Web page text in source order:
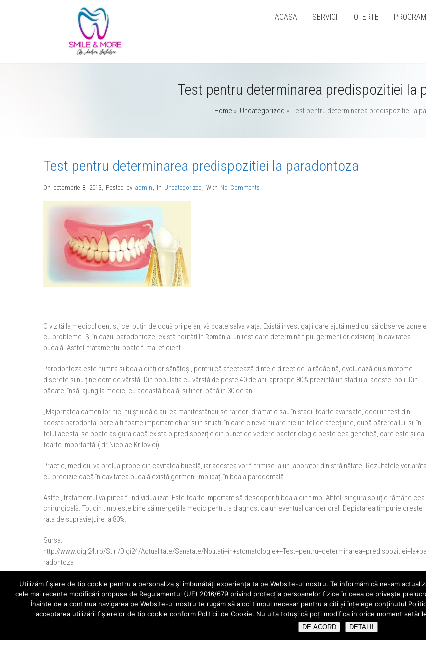
ACASA SERVICII OFERTE PROGRAM
Test pentru determinarea predispozitiei la
Home » Uncategorized » Test pentru determinarea predispozitiei la
Test pentru determinarea predispozitiei la paradontoza
On octombrie 8, 2013, Posted by admin , In Uncategorized , With No Comments
O vizită la medicul dentist, cel puțin de două ori pe an, vă poate salva viața. Există investigații care ajută medicul să observe zonele
cu probleme. Și în cazul parodontozei există noutăți în România: un test care determină tipul germenilor existenți în cavitatea
bucală. Astfel, tratamentul poate fi mai eficient.
Parodontoza este numita și boala dinților sănătoși, pentru că afectează dintele direct de la rădăcină, evoluează cu simptome
discrete și nu ține cont de vârstă. Din populația cu vârstă de peste 40 de ani, aproape 80% prezintă un stadiu al acestei boli. Din
păcate, însă, ajung la medic, cu această boală, și tineri până în 30 de ani.
„Majoritatea oamenilor nici nu știu că o au, ea manifestându-se rareori dramatic sau în stadii foarte avansate, deci un test din
acesta parodontal pare a fi foarte important chiar și în situații în care cineva nu are niciun fel de afecțiune, după părerea lui, și, în
felul acesta, se poate asigura dacă exista o predispoziție din punct de vedere bacteriologic peste cea genetică, care este și ea
foarte importantă”( dr.Nicolae Krilovici).
Practic, medicul va prelua probe din cavitatea bucală, iar acestea vor fi trimise la un laborator din străinătate. Rezultatele vor arăta
cu precizie dacă în cavitatea bucală există germeni implicați în boala parodontală.
Astfel, tratamentul va putea fi individualizat. Este foarte important să descoperiți boala din timp. Altfel, singura soluție rămâne cea
chirurgicală. Tot din timp este bine să mergeți la medic pentru a diagnostica un eventual cancer oral. Depistarea timpurie crește
rata de supraviețuire la 80%.
Sursa:
http://www.digi24.ro/Stiri/Digi24/Actualitate/Sanatate/Noutati+in+stomatologie++Test+pentru+determinarea+predispozitiei+la+pa
radontoza
←Tratament de echilibrare ocluzala a dintilor parodontotici Restaurarea substantei dentare cu pivoti din fibra de sticla
Utilizăm fişiere de tip cookie pentru a personaliza și îmbunătăți experiența ta pe Website-ul nostru. Te informăm că ne-am
cele mai recente modificări propuse de Regulamentul (UE) 2016/679 privind protecția persoanelor fizice în ceea ce privește
Înainte de a continua navigarea pe Website-ul nostru te rugăm să aloci timpul necesar pentru a citi și înțelege conținutul
acceptarea utilizării fişierelor de tip cookie conform Politicii de Cookie. Nu uita totuși că poți modifica în orice moment
DE ACORD DETALII